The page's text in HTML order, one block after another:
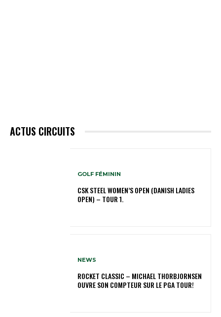
ACTUS CIRCUITS
GOLF FÉMININ
CSK STEEL WOMEN’S OPEN (DANISH LADIES
OPEN) – TOUR 1.
NEWS
ROCKET CLASSIC – MICHAEL THORBJORNSEN
OUVRE SON COMPTEUR SUR LE PGA TOUR!